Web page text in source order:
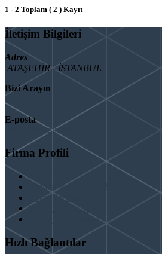
1 - 2 Toplam ( 2 ) Kayıt
İletişim Bilgileri
Adres
ATAŞEHİR - İSTANBUL
Bizi Arayın
E-posta
info@binaguclendir.com
Firma Profili
Hakkımızda
Hizmet Verdiğimiz Bölgeler
Paydaşlarımız
İş Birliği Teklifleri
Şartlar ve Koşullar
Hızlı Bağlantılar